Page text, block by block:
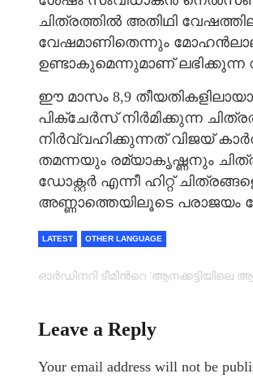
ചിത്രത്തില്‍ അതിഥി
വേഷമാണിതെന്നും
ഉണ്ടാകുമെന്നുമാണ് ലഭിക്കുന്ന
ഈ മാസം 8,9
പിക്ചേര്‍സ് നിര്‍മിക്കുന്ന
നിര്‍വ്വഹിക്കുന്നത് വിജയ്
തമന്നയും രമ്യാകൃഷ്ണനും
ഡോക്റ്റര്‍ എന്നീ ഹിറ്റ്
അണ്ണാത്തെയിലൂടെ പരാജയം
LATEST OTHER LANGUAGE
ഓര്‍ഡിനറി ടീമിന്‍റെ ‘ആനക്കട്ടിയിലെ
Leave a Reply
Your email address will not be